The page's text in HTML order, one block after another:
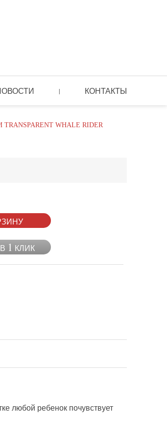
| КОНТАКТЫ
WHALE RIDER
1 КЛИК
любой ребенок почувствует